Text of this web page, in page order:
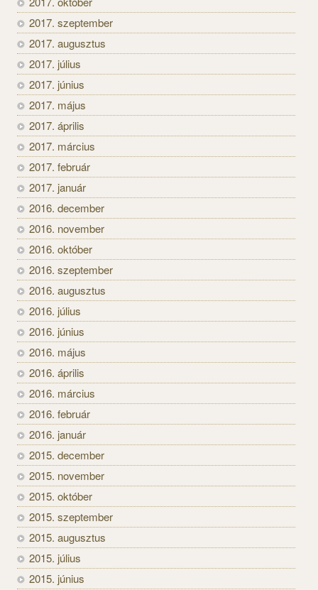
2017. szeptember
2017. augusztus
2017. július
2017. június
2017. május
2017. április
2017. március
2017. február
2017. január
2016. december
2016. november
2016. október
2016. szeptember
2016. augusztus
2016. július
2016. június
2016. május
2016. április
2016. március
2016. február
2016. január
2015. december
2015. november
2015. október
2015. szeptember
2015. augusztus
2015. július
2015. június